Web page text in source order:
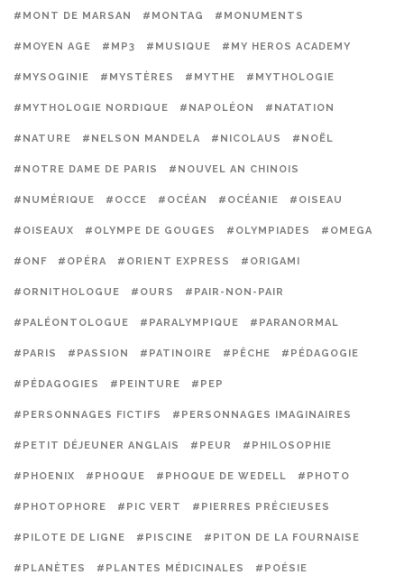
#MONT DE MARSAN #MONTAG #MONUMENTS
#MOYEN AGE #MP3 #MUSIQUE #MY HEROS ACADEMY
#MYSOGINIE #MYSTÈRES #MYTHE #MYTHOLOGIE
#MYTHOLOGIE NORDIQUE #NAPOLÉON #NATATION
#NATURE #NELSON MANDELA #NICOLAUS #NOËL
#NOTRE DAME DE PARIS #NOUVEL AN CHINOIS
#NUMÉRIQUE #OCCE #OCÉAN #OCÉANIE #OISEAU
#OISEAUX #OLYMPE DE GOUGES #OLYMPIADES #OMEGA
#ONF #OPÉRA #ORIENT EXPRESS #ORIGAMI
#ORNITHOLOGUE #OURS #PAIR-NON-PAIR
#PALÉONTOLOGUE #PARALYMPIQUE #PARANORMAL
#PARIS #PASSION #PATINOIRE #PÊCHE #PÉDAGOGIE
#PÉDAGOGIES #PEINTURE #PEP
#PERSONNAGES FICTIFS #PERSONNAGES IMAGINAIRES
#PETIT DÉJEUNER ANGLAIS #PEUR #PHILOSOPHIE
#PHOENIX #PHOQUE #PHOQUE DE WEDELL #PHOTO
#PHOTOPHORE #PIC VERT #PIERRES PRÉCIEUSES
#PILOTE DE LIGNE #PISCINE #PITON DE LA FOURNAISE
#PLANÈTES #PLANTES MÉDICINALES #POÉSIE